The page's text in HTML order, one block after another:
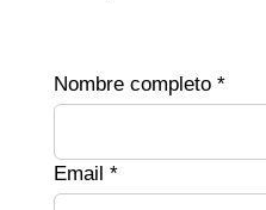
Nombre completo *
Email *